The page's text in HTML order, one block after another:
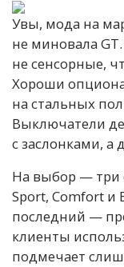
Увы, мода на
не миновала
не сенсорные,
Хороши
на стальных
Выключатели
с заслонками, а
На выбор — три
Sport, Comfort и
последний —
клиенты
подмечает